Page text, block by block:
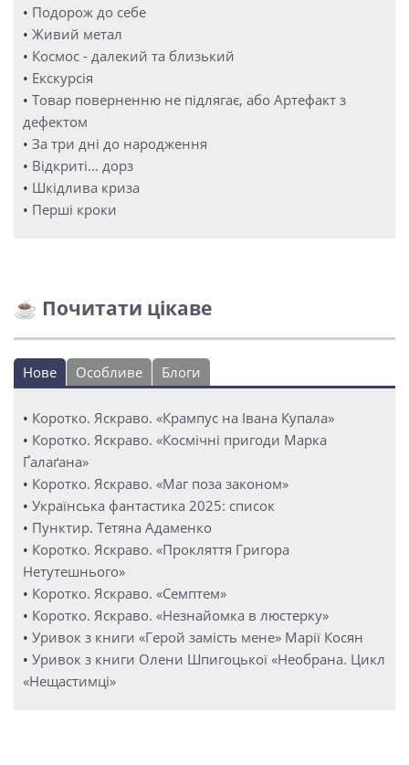
• Подорож до себе
• Живий метал
• Космос - далекий та близький
• Екскурсія
• Товар поверненню не підлягає, або Артефакт з
дефектом
• За три дні до народження
• Відкриті… дорз
• Шкідлива криза
• Перші кроки
☕ Почитати цікаве
Нове Особливе Блоги
• Коротко. Яскраво. «Крампус на Івана Купала»
• Коротко. Яскраво. «Космічні пригоди Марка
Ґалаґана»
• Коротко. Яскраво. «Маг поза законом»
• Українська фантастика 2025: список
• Пунктир. Тетяна Адаменко
• Коротко. Яскраво. «Прокляття Григора
Нетутешнього»
• Коротко. Яскраво. «Семптем»
• Коротко. Яскраво. «Незнайомка в люстерку»
• Уривок з книги «Герой замість мене» Марії Косян
• Уривок з книги Олени Шпигоцької «Необрана. Цикл
«Нещастимці»